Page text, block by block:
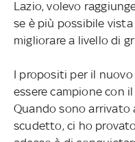
Lazio, volevo
se è più possibile
migliorare a livello di
I propositi per il
essere campione con
Quando sono arrivato
scudetto, ci ho